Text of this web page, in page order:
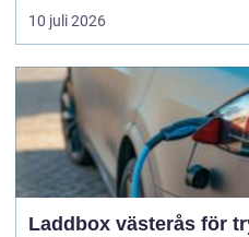
10 juli 2026
Laddbox västerås för